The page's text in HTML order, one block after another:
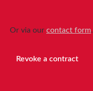
Or via our contact form.
Revoke a contract